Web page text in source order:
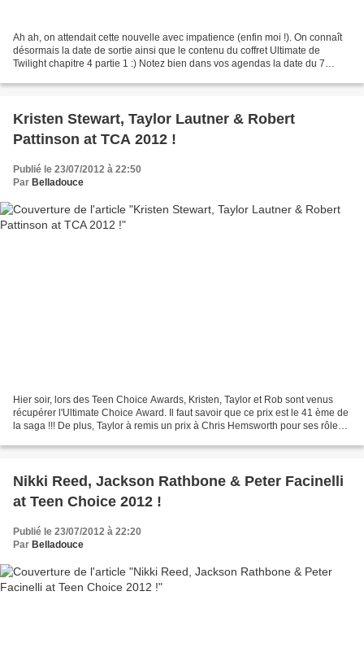
Ah ah, on attendait cette nouvelle avec impatience (enfin moi !). On connaît
désormais la date de sortie ainsi que le contenu du coffret Ultimate de
Twilight chapitre 4 partie 1 :) Notez bien dans vos agendas la date du 7
Kristen Stewart, Taylor Lautner & Robert
Pattinson at TCA 2012 !
Publié le 23/07/2012 à 22:50
Par Belladouce
Hier soir, lors des Teen Choice Awards, Kristen, Taylor et Rob sont venus
récupérer l'Ultimate Choice Award. Il faut savoir que ce prix est le 41 ème de
la saga !!! De plus, Taylor à remis un prix à Chris Hemsworth pour ses rôles
Nikki Reed, Jackson Rathbone & Peter Facinelli
at Teen Choice 2012 !
Publié le 23/07/2012 à 22:20
Par Belladouce